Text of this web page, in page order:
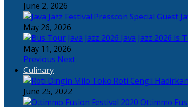
June 2, 2026
May 26, 2026
Java Jazz 2026 is
May 11, 2026
Previous Next
Culinary
Toko Roti Cengli
June 25, 2022
Ottimmo